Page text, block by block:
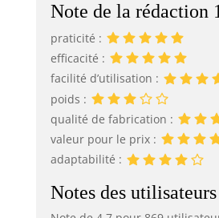
Note de la rédaction
praticité :
efficacité :
facilité d’utilisation :
poids :
qualité de fabrication :
valeur pour le prix :
adaptabilité :
Notes des